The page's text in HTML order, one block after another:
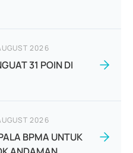
2026
31 POIN DI
2026
BPMA UNTUK